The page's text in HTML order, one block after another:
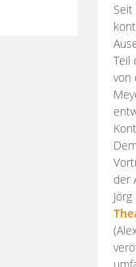
Teil
von
der